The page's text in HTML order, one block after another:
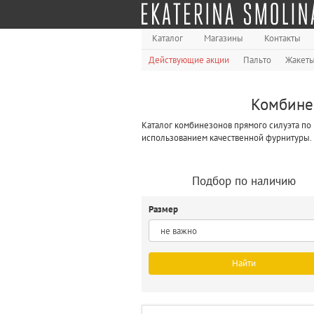
Каталог Магазины
Контакты
Действующие акции
Пальто
Каталог комбинезонов прямого силуэта
использованием качественной фурнитуры.
Подбор по наличию
Размер